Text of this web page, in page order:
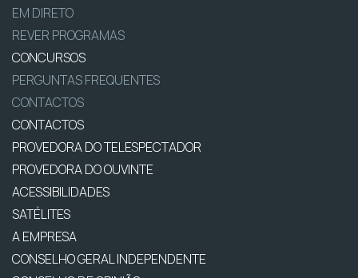
EM DIRETO
REVER PROGRAMAS
CONCURSOS
PERGUNTAS FREQUENTES
CONTACTOS
CONTACTOS
PROVEDORA DO TELESPECTADOR
PROVEDORA DO OUVINTE
ACESSIBILIDADES
SATÉLITES
A EMPRESA
CONSELHO GERAL INDEPENDENTE